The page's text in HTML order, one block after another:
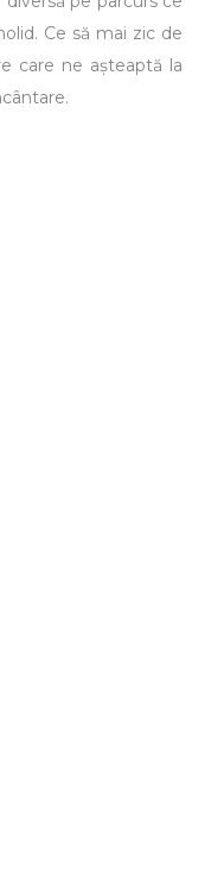
Ce să mai zic de
care ne așteaptă la